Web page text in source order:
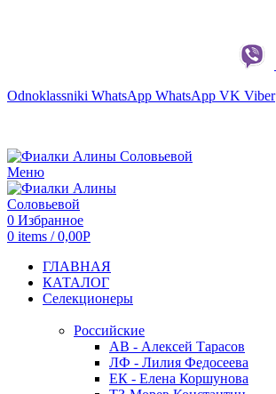
Odnoklassniki WhatsApp WhatsApp VK Viber
Меню
0 Избранное
0 items / 0,00Р
ГЛАВНАЯ
КАТАЛОГ
Селекционеры
Российские
АВ - Алексей Тарасов
ЛФ - Лилия Федосеева
ЕК - Елена Коршунова